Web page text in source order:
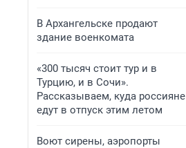
В Архангельске продают
здание военкомата
«300 тысяч стоит тур и в
Турцию, и в Сочи».
Рассказываем, куда россияне
едут в отпуск этим летом
Воют сирены, аэропорты